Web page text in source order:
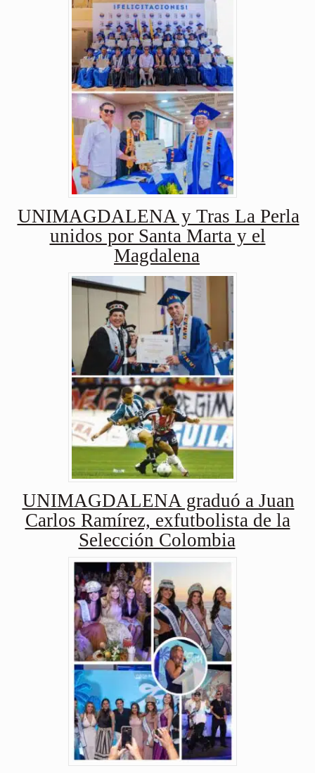
UNIMAGDALENA y Tras La Perla
unidos por Santa Marta y el
Magdalena
UNIMAGDALENA graduó a Juan
Carlos Ramírez, exfutbolista de la
Selección Colombia